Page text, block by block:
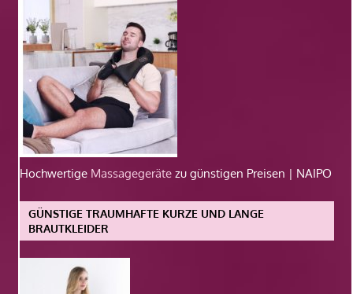
Hochwertige Massagegeräte zu günstigen Preisen | NAIPO
GÜNSTIGE TRAUMHAFTE KURZE UND LANGE
BRAUTKLEIDER